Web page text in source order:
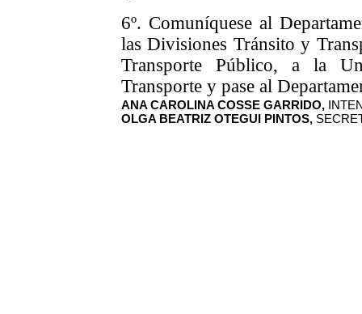
6º. Comuníquese al
las Divisiones Tránsito y
Transporte Público, a la
Transporte y pase al
ANA CAROLINA COSSE GARRIDO,
OLGA BEATRIZ OTEGUI PINTOS,